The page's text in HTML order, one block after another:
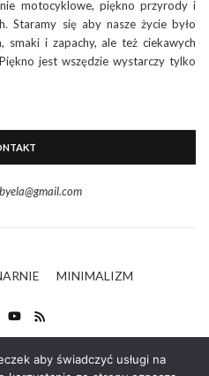
motocyklowe, piękno przyrody i
Staramy się aby nasze życie było
smaki i zapachy, ale też ciekawych
jest wszędzie wystarczy tylko
MINIMALIZM
aby świadczyć usługi na